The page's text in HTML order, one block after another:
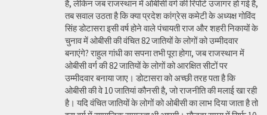
है, लेकिन जब राजस्थान में ओबीसी वर्ग की रिपोर्ट उजागर हो गई है,
तब सवाल उठता है कि क्या प्रदेश कांग्रेस कमेटी के अध्यक्ष गोविंद
सिंह डोटासरा इसी वर्ष होने वाले पंचायती राज और शहरी निकायों के
चुनाव में ओबीसी की वंचित 82 जातियों के लोगों को उम्मीदवार
बनाएंगे? राहुल गांधी का सपना तभी पूरा होगा, जब राजस्थान में
ओबीसी वर्ग की 82 जातियों के लोगों को आरक्षित सीटों पर
उम्मीदवार बनाया जाए। डोटासरा को अच्छी तरह पता है कि
ओबीसी की वे 10 जातियां कौनसी है, जो राजनीति की मलाई खा रही
है। यदि वंचित जातियों के लोगों को ओबीसी का लाभ दिया जाता है तो